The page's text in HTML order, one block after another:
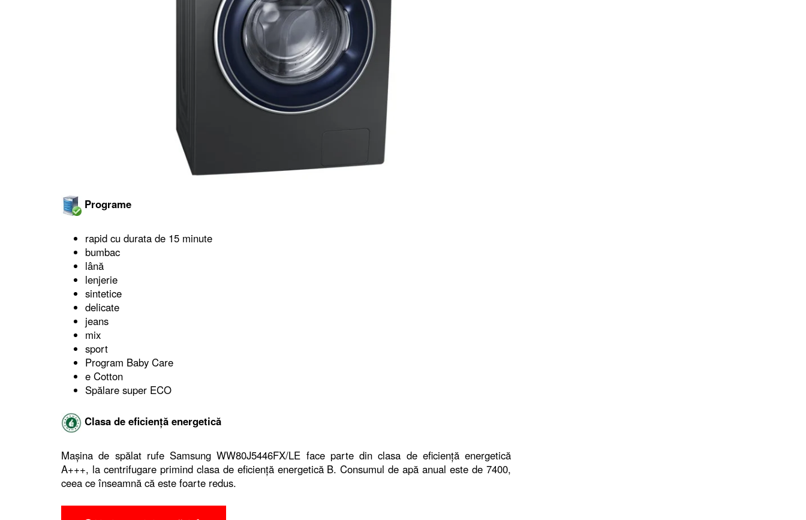
Programe
rapid cu durata de 15 minute
bumbac
lână
lenjerie
sintetice
delicate
jeans
mix
sport
Program Baby Care
e Cotton
Spălare super ECO
Clasa de eficiență energetică
Mașina de spălat rufe Samsung WW80J5446FX/LE face parte din clasa de eficiență energetică
A+++, la centrifugare primind clasa de eficiență energetică B. Consumul de apă anual este de 7400,
ceea ce înseamnă că este foarte redus.